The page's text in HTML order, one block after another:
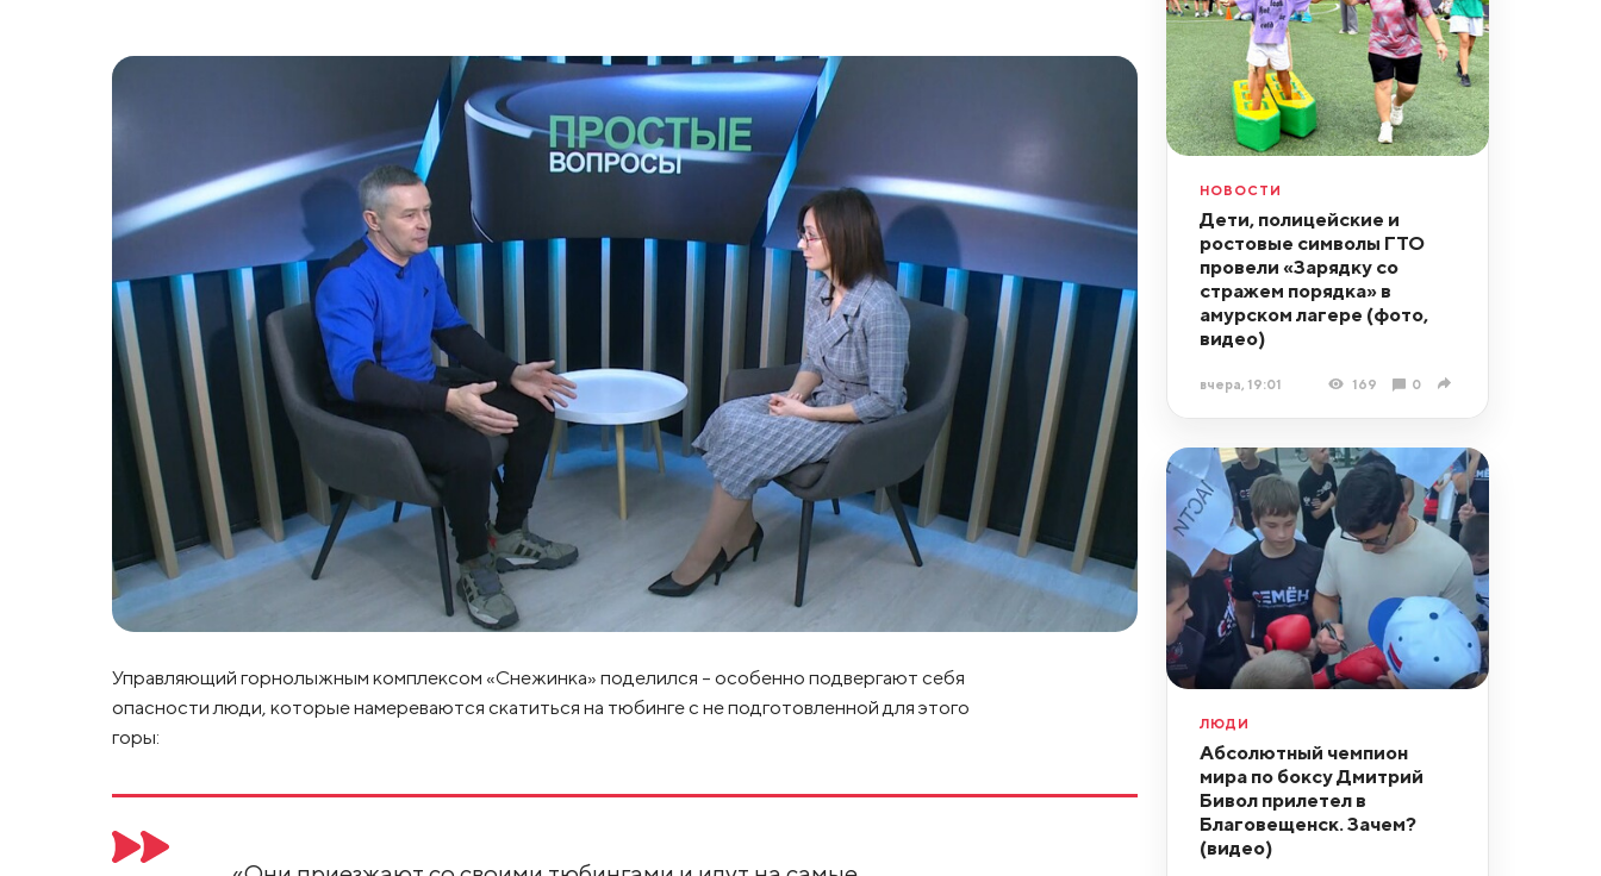
Управляющий горнолыжным комплексом «Снежинка» поделился – особенно подвергают себя
опасности люди, которые намереваются скатиться на тюбинге с не подготовленной для этого
горы:
НОВОСТИ
Дети, полицейские и
ростовые символы ГТО
провели «Зарядку со
стражем порядка» в
амурском лагере (фото,
видео)
вчера, 19:01 169 0
ЛЮДИ
Абсолютный чемпион
мира по боксу Дмитрий
Бивол прилетел в
Благовещенск. Зачем?
(видео)